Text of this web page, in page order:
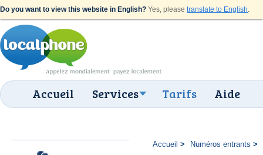
Do you want to view this website in English? Yes, please translate to English.
Accueil Services Tarifs Aide
Accueil Numéros entrants